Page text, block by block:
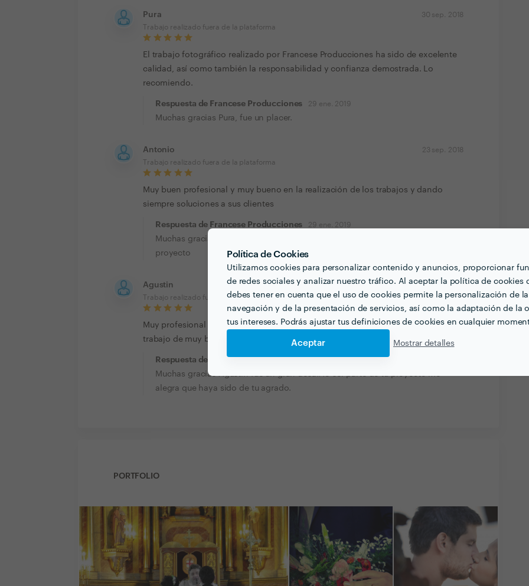
Política de Cookies
Utilizamos cookies para personalizar contenido y anuncios, proporcionar
de redes sociales y analizar nuestro tráfico. Al aceptar la política de cookies
debes tener en cuenta que el uso de cookies permite la personalización de la
navegación y de la presentación de servicios, así como la adaptación de la
tus intereses. Podrás ajustar tus definiciones de cookies en cualquier
Aceptar Mostrar detalles
Pura
Trabajo realizado fuera de la plataforma
30 sep. 2018
El trabajo fotográfico realizado por Francese Producciones ha sido de excelente
calidad, así como también la responsabilidad y confianza demostrada. Lo
recomiendo.
Respuesta de Francese Producciones 29 ene. 2019
Muchas gracias Pura, fue un placer.
Antonio
Trabajo realizado fuera de la plataforma
23 sep. 2018
Muy buen profesional y muy bueno en la realización de los trabajos y dando
siempre soluciones a sus clientes
Respuesta de Francese Producciones 29 ene. 2019
Muchas gracias Antonio, fue un gusto enorme poder formar parte de tu
proyecto
Agustin
Trabajo realizado fuera de la plataforma
23 sep. 2018
Muy profesional en su trabajo...muy diligente con las peticiones que hice y
trabajo de muy buena calidad...recomendable 100%
Respuesta de Francese Producciones
Muchas gracias Agustin fue un gran desafÃ­o ser parte de tu proyecto me
alegra que haya sido de tu agrado.
PORTFOLIO